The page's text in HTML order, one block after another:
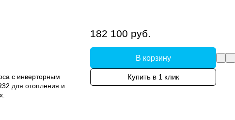
с инверторным
для отопления и
182 100 руб.
В корзину
Купить в 1 клик